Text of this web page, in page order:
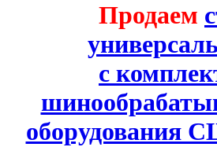
Продаем
с
оборудования